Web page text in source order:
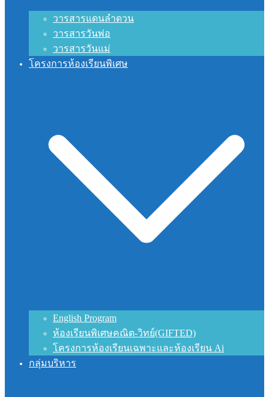
วารสารแดนลำดวน
วารสารวันพ่อ
วารสารวันแม่
โครงการห้องเรียนพิเศษ
English Program
ห้องเรียนพิเศษคณิต-วิทย์(GIFTED)
โครงการห้องเรียนเฉพาะและห้องเรียน Ai
กลุ่มบริหาร